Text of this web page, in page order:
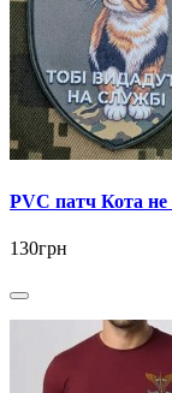
PVC патч Кота не
130грн